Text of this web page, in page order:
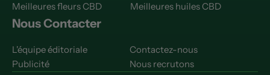
Meilleures fleurs CBD
Meilleures huiles CBD
Nous Contacter
L'équipe éditoriale
Contactez-nous
Publicité
Nous recrutons